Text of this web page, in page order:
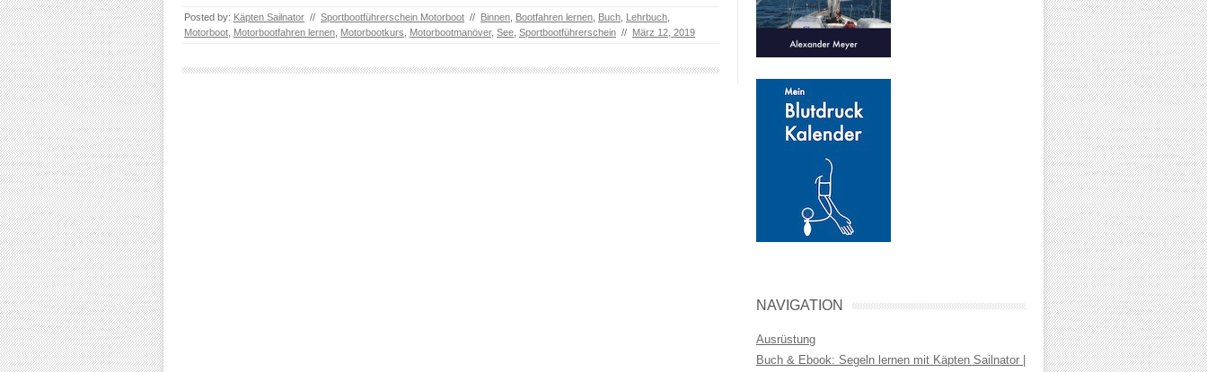
Posted by: Käpten Sailnator // Sportbootführerschein Motorboot // Binnen Bootfahren lernen Buch Lehrbuch
Motorboot Motorbootfahren lernen Motorbootkurs Motorbootmanöver, See Sportbootführerschein // März 12, 2019
NAVIGATION
Ausrüstung
Buch & Ebook: Segeln lernen mit Käpten Sailnator |